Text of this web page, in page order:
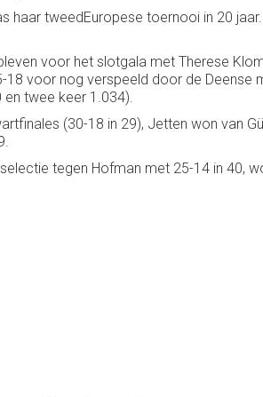
haar tweedEuropese toernooi in 20
voor het slotgala met Therese
18 voor nog verspeeld door de
twee keer 1.034).
(30-18 in 29), Jetten won van
tegen Hofman met 25-14 in 40,